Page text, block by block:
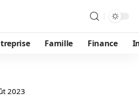
Famille Finance
2023